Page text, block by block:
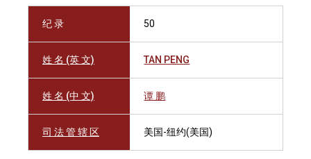
纪 录 50
姓 名 (英 文) TAN PENG
姓 名 (中 文) 谭 鹏
司 法 管 辖 区 美国-纽约(美国)